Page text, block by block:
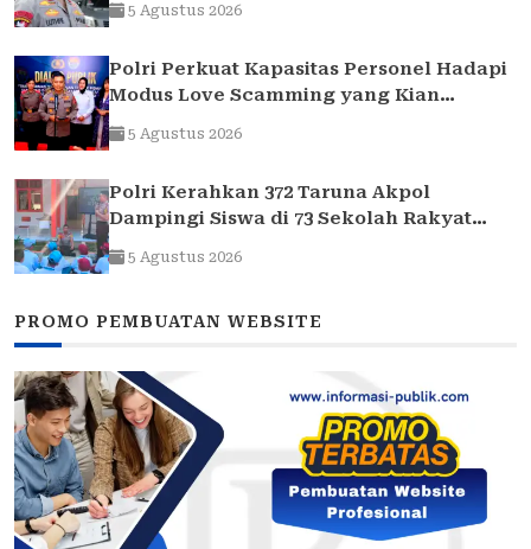
5 Agustus 2026
Polri Perkuat Kapasitas Personel Hadapi
Modus Love Scamming yang Kian
Kompleks
5 Agustus 2026
Polri Kerahkan 372 Taruna Akpol
Dampingi Siswa di 73 Sekolah Rakyat
Bersama Taruna Akademi TNI
5 Agustus 2026
PROMO PEMBUATAN WEBSITE